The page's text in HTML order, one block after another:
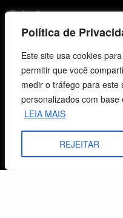
Política de
Este site usa cookies
permitir que você
medir o tráfego para este
personalizados com
LEIA MAIS
REJEITAR
Fale Conosco
vendas@cebi.org.br
comunicacao@cebi.org.br
WhatsApp / Vendas
+55 (51) 99734-4518
WhatsApp /
+55 (51) 99799-3041